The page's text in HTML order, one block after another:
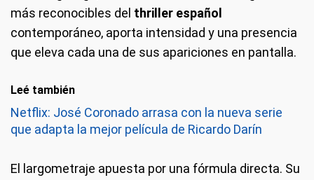
más reconocibles del thriller español
contemporáneo, aporta intensidad y una presencia
que eleva cada una de sus apariciones en pantalla.
Leé también
Netflix: José Coronado arrasa con la nueva serie
que adapta la mejor película de Ricardo Darín
El largometraje apuesta por una fórmula directa. Su